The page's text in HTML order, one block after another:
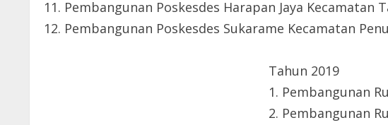
11. Pembangunan Poskesdes Harapan Jaya Kecamatan
12. Pembangunan Poskesdes Sukarame Kecamatan
Tahun 2019
1. Pembangunan
2. Pembangunan